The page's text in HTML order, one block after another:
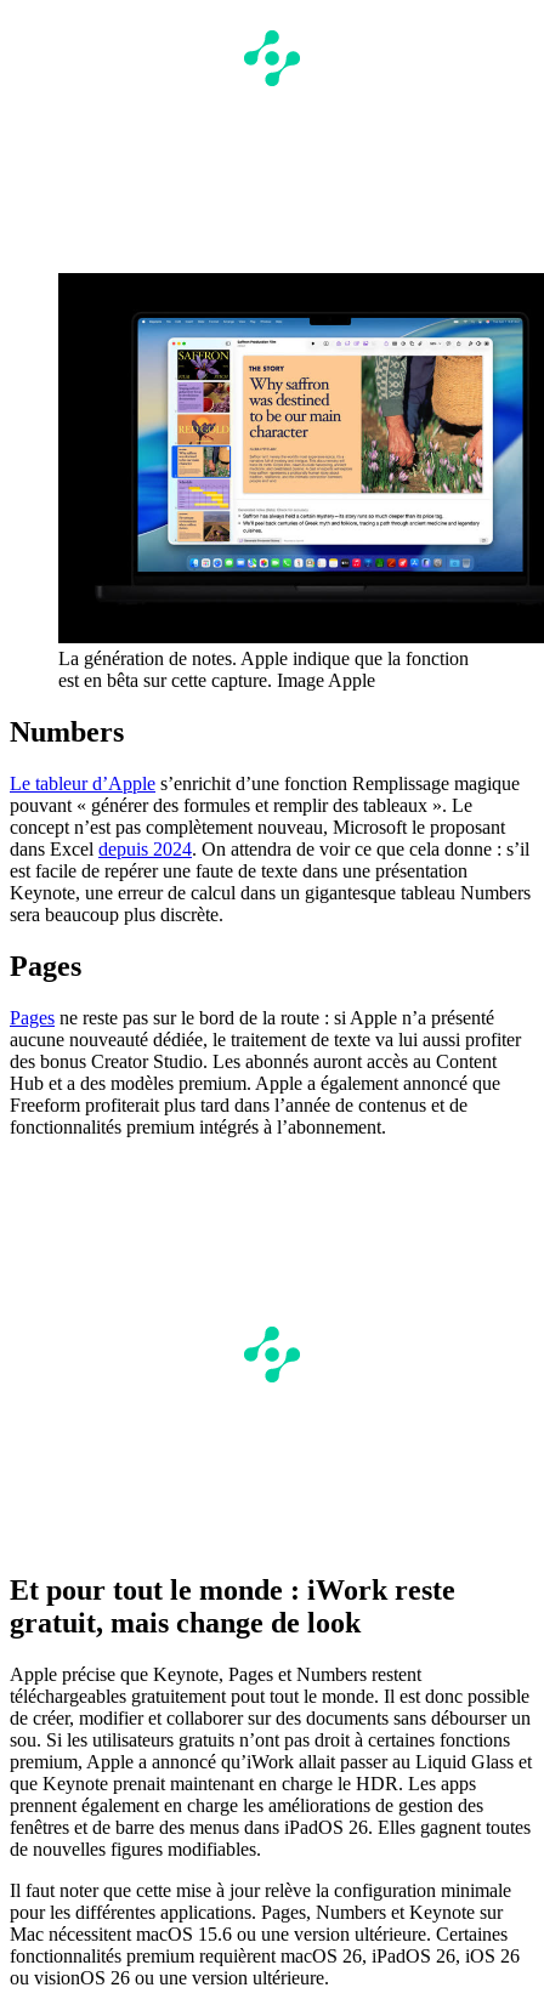
La génération de notes. Apple indique que la fonction
est en bêta sur cette capture. Image Apple
Numbers
Le tableur d’Apple s’enrichit d’une fonction Remplissage magique
pouvant « générer des formules et remplir des tableaux ». Le
concept n’est pas complètement nouveau, Microsoft le proposant
dans Excel depuis 2024. On attendra de voir ce que cela donne : s’il
est facile de repérer une faute de texte dans une présentation
Keynote, une erreur de calcul dans un gigantesque tableau Numbers
sera beaucoup plus discrète.
Pages
Pages ne reste pas sur le bord de la route : si Apple n’a présenté
aucune nouveauté dédiée, le traitement de texte va lui aussi profiter
des bonus Creator Studio. Les abonnés auront accès au Content
Hub et a des modèles premium. Apple a également annoncé que
Freeform profiterait plus tard dans l’année de contenus et de
fonctionnalités premium intégrés à l’abonnement.
Et pour tout le monde : iWork reste
gratuit, mais change de look
Apple précise que Keynote, Pages et Numbers restent
téléchargeables gratuitement pout tout le monde. Il est donc possible
de créer, modifier et collaborer sur des documents sans débourser un
sou. Si les utilisateurs gratuits n’ont pas droit à certaines fonctions
premium, Apple a annoncé qu’iWork allait passer au Liquid Glass et
que Keynote prenait maintenant en charge le HDR. Les apps
prennent également en charge les améliorations de gestion des
fenêtres et de barre des menus dans iPadOS 26. Elles gagnent toutes
de nouvelles figures modifiables.
Il faut noter que cette mise à jour relève la configuration minimale
pour les différentes applications. Pages, Numbers et Keynote sur
Mac nécessitent macOS 15.6 ou une version ultérieure. Certaines
fonctionnalités premium requièrent macOS 26, iPadOS 26, iOS 26
ou visionOS 26 ou une version ultérieure.